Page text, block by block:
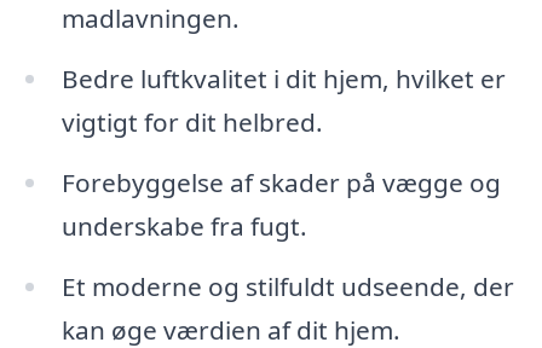
madlavningen.
Bedre luftkvalitet i dit hjem, hvilket er
vigtigt for dit helbred.
Forebyggelse af skader på vægge og
underskabe fra fugt.
Et moderne og stilfuldt udseende, der
kan øge værdien af dit hjem.